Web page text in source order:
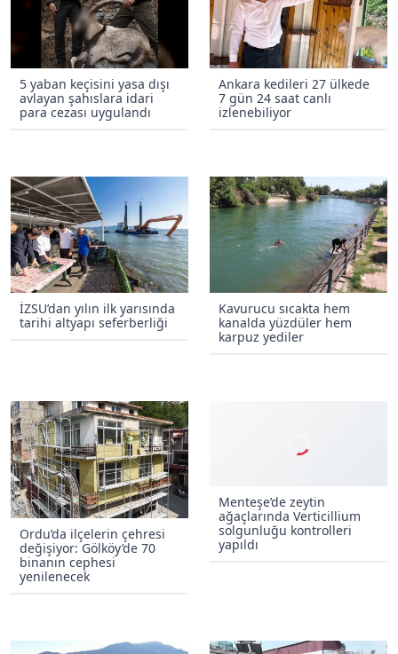
5 yaban keçisini yasa dışı
avlayan şahıslara idari
para cezası uygulandı
Ankara kedileri 27 ülkede
7 gün 24 saat canlı
izlenebiliyor
İZSU’dan yılın ilk yarısında
tarihi altyapı seferberliği
Kavurucu sıcakta hem
kanalda yüzdüler hem
karpuz yediler
Ordu’da ilçelerin çehresi
değişiyor: Gölköy’de 70
binanın cephesi
yenilenecek
Menteşe’de zeytin
ağaçlarında Verticillium
solgunluğu kontrolleri
yapıldı